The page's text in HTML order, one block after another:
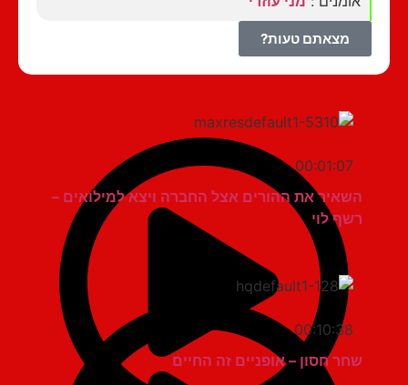
מצאתם טעות?
00:01:07
השאיר את ההורים אצל החברה ויצא למילואים –
רשף לוי
00:10:38
שחר חסון – אופניים זה החיים